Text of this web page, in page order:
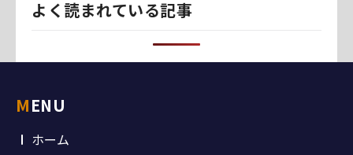
よく読まれている記事
MENU
ホーム